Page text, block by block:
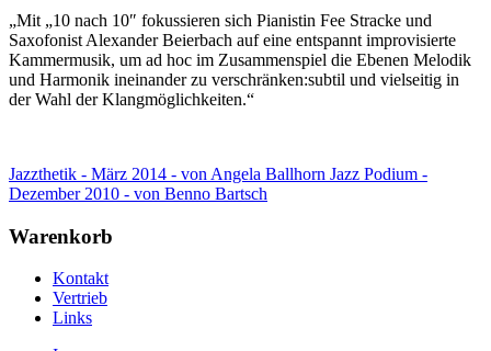
„Mit „10 nach 10″ fokussieren sich Pianistin Fee Stracke und
Saxofonist Alexander Beierbach auf eine entspannt improvisierte
Kammermusik, um ad hoc im Zusammenspiel die Ebenen Melodik
und Harmonik ineinander zu verschränken:subtil und vielseitig in
der Wahl der Klangmöglichkeiten.“
Jazzthetik - März 2014 - von Angela Ballhorn Jazz Podium -
Dezember 2010 - von Benno Bartsch
Warenkorb
Kontakt
Vertrieb
Links